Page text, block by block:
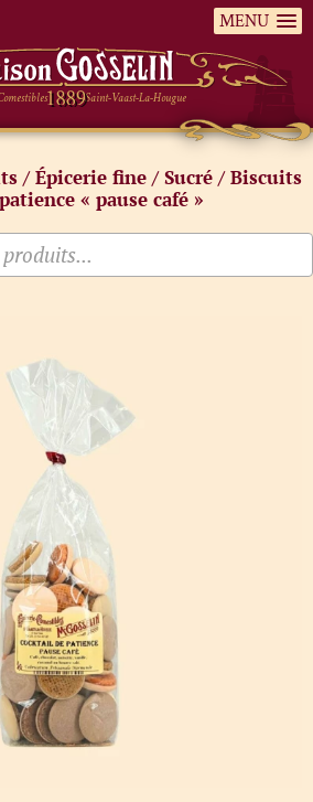
MENU
Saint-Vaast-La-Hougue
/Épicerie fine /Sucré /Biscuits
« pause café »